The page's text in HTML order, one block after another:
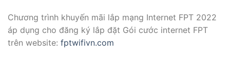
Chương trình khuyến mãi lắp mạng Internet FPT 2022
áp dụng cho đăng ký lắp đặt Gói cước internet FPT
trên website: fptwifivn.com